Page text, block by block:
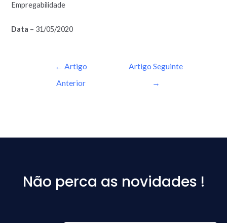
Empregabilidade
Data – 31/05/2020
← Artigo
Anterior
Artigo Seguinte
→
Não perca as novidades !